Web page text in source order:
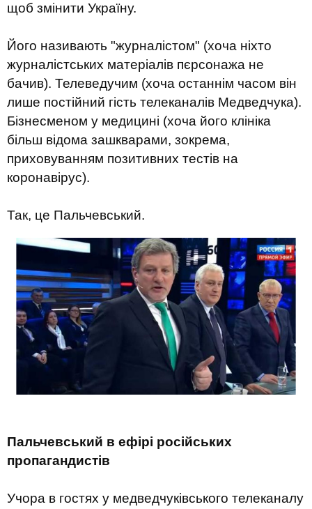
щоб змінити Україну.
Його називають "журналістом" (хоча ніхто
журналістських матеріалів пєрсонажа не
бачив). Телеведучим (хоча останнім часом він
лише постійний гість телеканалів Медведчука).
Бізнесменом у медицині (хоча його клініка
більш відома зашкварами, зокрема,
приховуванням позитивних тестів на
коронавірус).
Так, це Пальчевський.
Пальчевський в ефірі російських
пропагандистів
Учора в гостях у медведчуківського телеканалу